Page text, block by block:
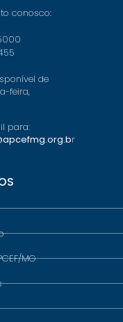
conosco:
de
feira,
para:
r
MG